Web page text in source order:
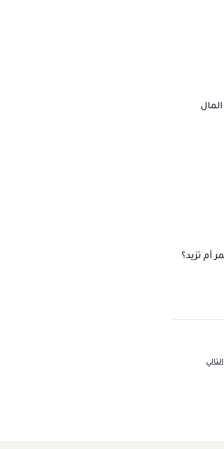
أم تزيد؟
التالي